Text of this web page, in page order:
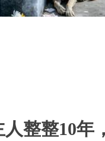
整整10年